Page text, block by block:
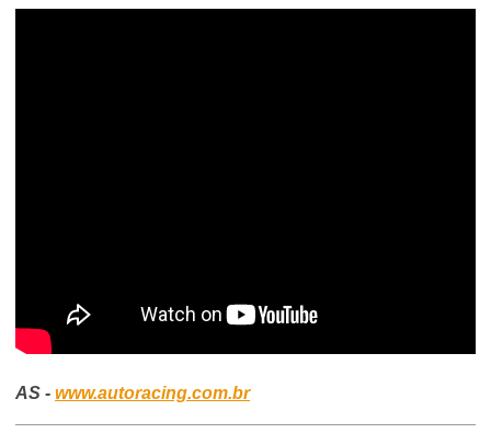
AS -www.autoracing.com.br